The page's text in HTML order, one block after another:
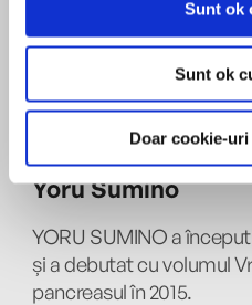
Sunt ok
Sunt ok
Doar cookie-
simplu și esențial: să
pentru că nu știm
oferit.
Yoru Sumino
YORU SUMINO a
și a debutat cu volumul
pancreasul în 2015.